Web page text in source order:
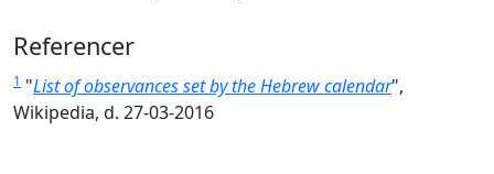
Referencer
1 "List of observances set by the Hebrew calendar",
Wikipedia, d. 27-03-2016